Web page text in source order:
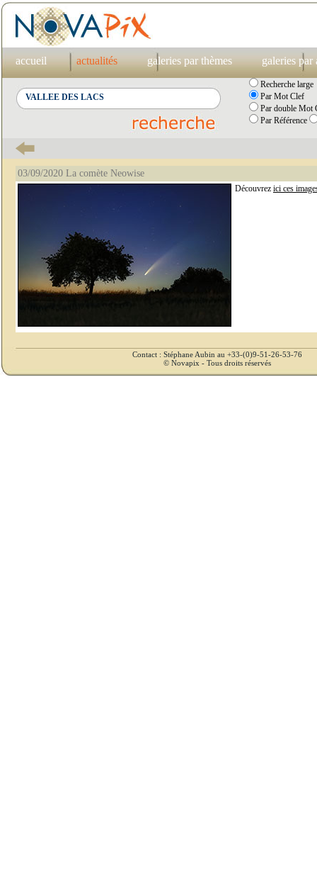
accueil actualités galeries par thèmes galeries par
Recherche large
Par Mot Clef
Par double Mot
Par Référence
03/09/2020 La comète Neowise
Découvrez ici ces
Contact : Stéphane Aubin au +33-(0)9-51-26-53-76
© Novapix - Tous droits réservés